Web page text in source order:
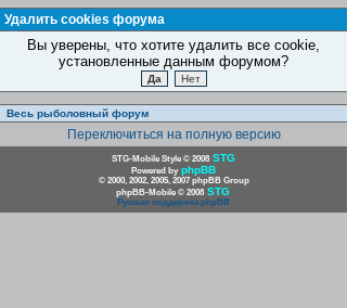
Удалить cookies форума
Вы уверены, что хотите удалить все cookie,
установленные данным форумом?
Весь рыболовный форум
Переключиться на полную версию
STG-Mobile Style © 2008 STG
Powered by phpBB
© 2000, 2002, 2005, 2007 phpBB Group
phpBB-Mobile © 2008 STG
Русская поддержка phpBB